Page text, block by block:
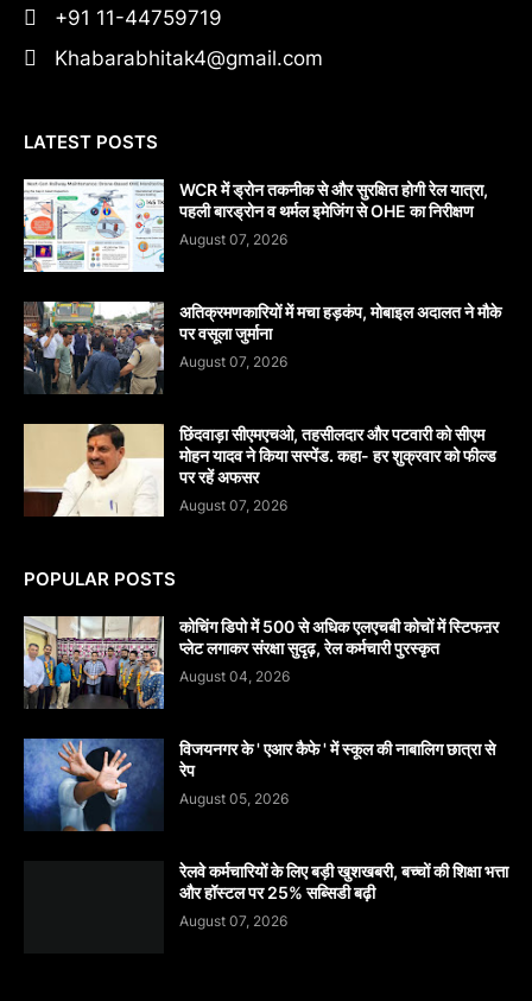
+91 11-44759719
Khabarabhitak4@gmail.com
LATEST POSTS
WCR में ड्रोन तकनीक से और सुरक्षित होगी रेल यात्रा,
पहली बारड्रोन व थर्मल इमेजिंग से OHE का निरीक्षण
August 07, 2026
अतिक्रमणकारियों में मचा हड़कंप, मोबाइल अदालत ने मौके
पर वसूला जुर्माना
August 07, 2026
छिंदवाड़ा सीएमएचओ, तहसीलदार और पटवारी को सीएम
मोहन यादव ने किया सस्पेंड. कहा- हर शुक्रवार को फील्ड
पर रहें अफसर
August 07, 2026
POPULAR POSTS
कोचिंग डिपो में 500 से अधिक एलएचबी कोचों में स्टिफऩर
प्लेट लगाकर संरक्षा सुदृढ़, रेल कर्मचारी पुरस्कृत
August 04, 2026
विजयनगर के ' एआर कैफे ' में स्कूल की नाबालिग छात्रा से
रेप
August 05, 2026
रेलवे कर्मचारियों के लिए बड़ी खुशखबरी, बच्चों की शिक्षा भत्ता
और हॉस्टल पर 25% सब्सिडी बढ़ी
August 07, 2026